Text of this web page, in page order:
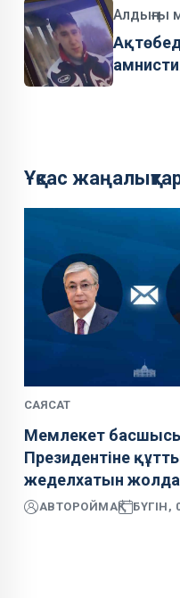
Алдыңғы
Ұқсас
САЯСАТ
Мемлекет
Президентіне
жеделхатын
АВТОРОЙМАҚ БҮГІН,